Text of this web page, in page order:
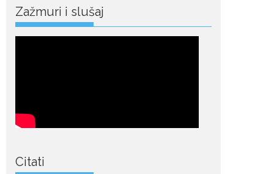
Crnogorska pjevačica Nina Petković privukla je
brojne poglede...
Olivera Katarina preminula je u 87....
Zažmuri i slušaj
Citati